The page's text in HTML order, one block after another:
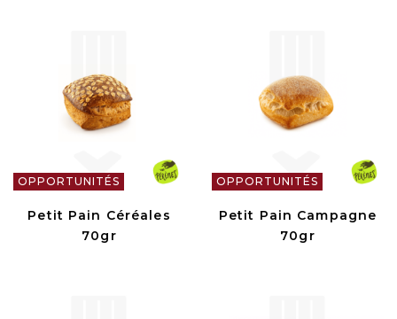
OPPORTUNITÉS
Petit Pain Céréales
70gr
OPPORTUNITÉS
Petit Pain Campagne
70gr